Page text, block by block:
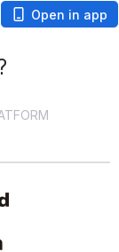
Open in app